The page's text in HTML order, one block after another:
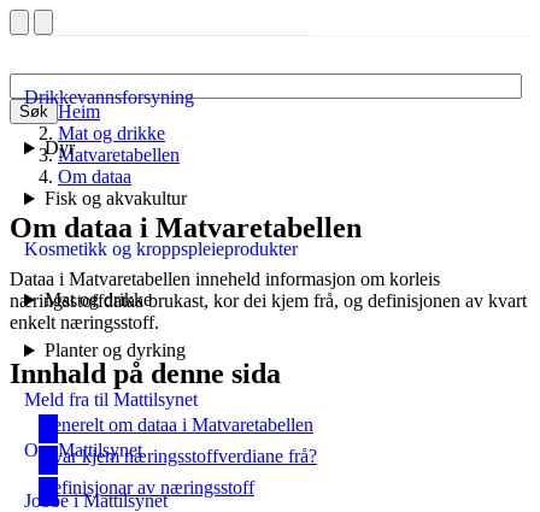
Søk
Drikkevannsforsyning
Dyr
Fisk og akvakultur
Kosmetikk og kroppspleieprodukter
Mat og drikke
Planter og dyrking
Meld fra til Mattilsynet
Om Mattilsynet
Jobbe i Mattilsynet
Heim
Mat og drikke
Matvaretabellen
Om dataa
Om dataa i Matvaretabellen
Dataa i Matvaretabellen inneheld informasjon om korleis
næringsstoffdataa brukast, kor dei kjem frå, og definisjonen av kvart
enkelt næringsstoff.
Innhald på denne sida
Generelt om dataa i Matvaretabellen
Kvar kjem næringsstoffverdiane frå?
Definisjonar av næringsstoff